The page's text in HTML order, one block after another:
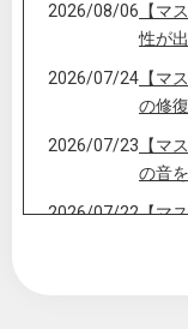
2026/08/06 【マ
性が
2026/07/24 【マ
の修
2026/07/23 【マ
の音
2026/07/22【マ